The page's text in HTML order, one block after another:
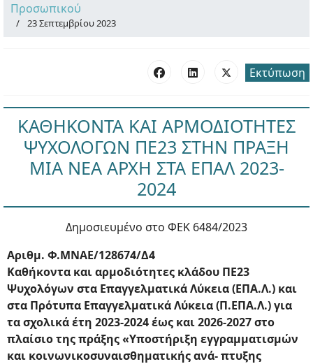
Προσωπικού
23 Σεπτεμβρίου 2023
Εκτύπωση
ΚΑΘΗΚΟΝΤΑ ΚΑΙ ΑΡΜΟΔΙΟΤΗΤΕΣ
ΨΥΧΟΛΟΓΩΝ ΠΕ23 ΣΤΗΝ ΠΡΑΞΗ
ΜΙΑ ΝΕΑ ΑΡΧΗ ΣΤΑ ΕΠΑΛ 2023-
2024
Δημοσιευμένο στο ΦΕΚ 6484/2023
Αριθμ. Φ.ΜΝΑΕ/128674/Δ4
Καθήκοντα και αρμοδιότητες κλάδου ΠΕ23
Ψυχολόγων στα Επαγγελματικά Λύκεια (ΕΠΑ.Λ.) και
στα Πρότυπα Επαγγελματικά Λύκεια (Π.ΕΠΑ.Λ.) για
τα σχολικά έτη 2023-2024 έως και 2026-2027 στο
πλαίσιο της πράξης «Υποστήριξη εγγραμματισμών
και κοινωνικοσυναισθηματικής ανά- πτυξης